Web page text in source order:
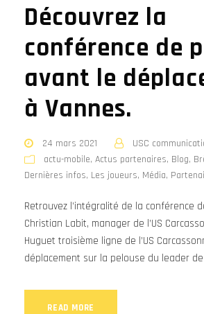
Découvrez la
conférence de
avant le
à Vannes.
24 mars 2021
USC
actu-mobile, Actus partenaires, Blog,
Dernières infos, Les joueurs, Média,
Retrouvez l’intégralité de la conférence
Christian Labit, manager de l’US
Huguet troisième ligne de l’US
déplacement sur la pelouse du leader de
READ MORE